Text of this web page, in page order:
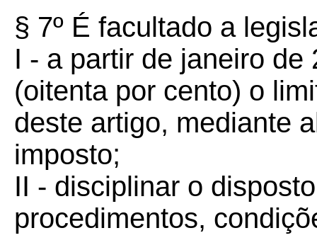
§ 7º É facultado a
I - a partir de janeiro
(oitenta por cento) o
deste artigo, mediante
imposto;
II - disciplinar o
procedimentos,